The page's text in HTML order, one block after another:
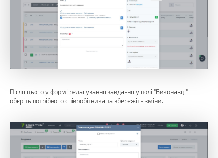
Після цього у формі редагування завдання у полі "Виконавці"
оберіть потрібного співробітника та збережіть зміни.